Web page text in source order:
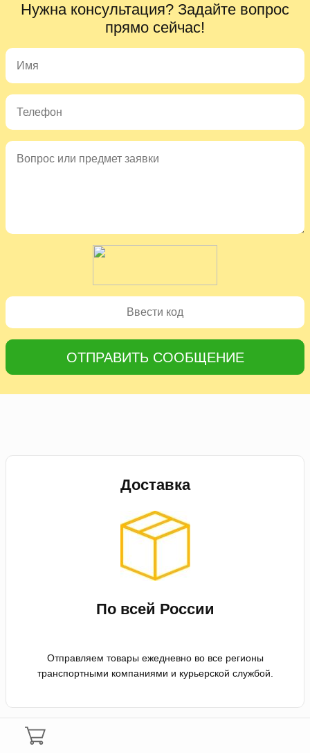
Нужна консультация? Задайте вопрос
прямо сейчас!
ОТПРАВИТЬ СООБЩЕНИЕ
Доставка
По всей России
Отправляем товары ежедневно во все регионы
транспортными компаниями и курьерской службой.